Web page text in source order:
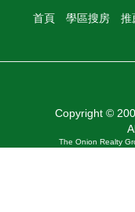
首頁 學區搜房 推
Copyright ©
The Onion Realty